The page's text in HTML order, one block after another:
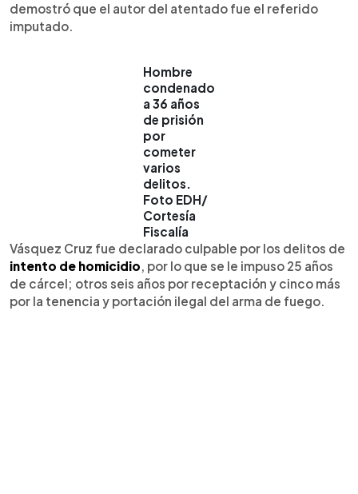
demostró que el autor del atentado fue el referido
imputado.
Hombre
condenado
a 36 años
de prisión
por
cometer
varios
delitos.
Foto EDH/
Cortesía
Fiscalía
Vásquez Cruz fue declarado culpable por los delitos de
intento de homicidio, por lo que se le impuso 25 años
de cárcel; otros seis años por receptación y cinco más
por la tenencia y portación ilegal del arma de fuego.